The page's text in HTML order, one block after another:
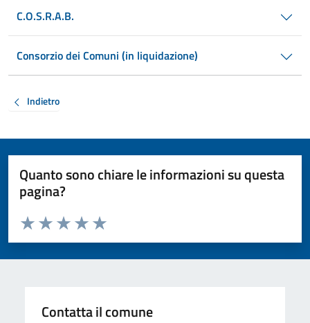
C.O.S.R.A.B.
Consorzio dei Comuni (in liquidazione)
Indietro
Quanto sono chiare le informazioni su questa
pagina?
Valuta da 1 a 5 stelle la pagina
Valuta 5 stelle su 5
Valuta 4 stelle su 5
Valuta 3 stelle su 5
Valuta 2 stelle su 5
Valuta 1 stelle su 5
Contatta il comune